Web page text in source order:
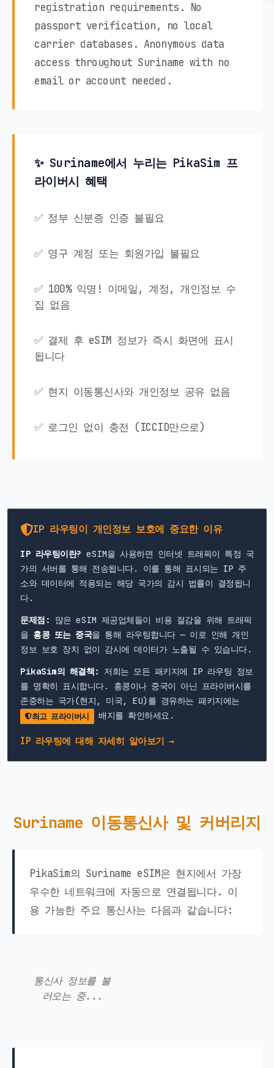
registration requirements. No
passport verification, no local
carrier databases. Anonymous data
access throughout Suriname with no
email or account needed.
✨ Suriname에서 누리는 PikaSim 프
라이버시 혜택
✅ 정부 신분증 인증 불필요
✅ 영구 계정 또는 회원가입 불필요
✅ 100% 익명! 이메일, 계정, 개인정보 수
집 없음
✅ 결제 후 eSIM 정보가 즉시 화면에 표시
됩니다
✅ 현지 이동통신사와 개인정보 공유 없음
✅ 로그인 없이 충전 (ICCID만으로)
IP 라우팅이 개인정보 보호에 중요한 이유
IP 라우팅이란? eSIM을 사용하면 인터넷 트래픽이 특정 국
가의 서버를 통해 전송됩니다. 이를 통해 표시되는 IP 주
소와 데이터에 적용되는 해당 국가의 감시 법률이 결정됩니
다.
문제점: 많은 eSIM 제공업체들이 비용 절감을 위해 트래픽
을 홍콩 또는 중국을 통해 라우팅합니다 — 이로 인해 개인
정보 보호 장치 없이 감시에 데이터가 노출될 수 있습니다.
PikaSim의 해결책: 저희는 모든 패키지에 IP 라우팅 정보
를 명확히 표시합니다. 홍콩이나 중국이 아닌 프라이버시를
존중하는 국가(현지, 미국, EU)를 경유하는 패키지에는
최고 프라이버시 배지를 확인하세요.
IP 라우팅에 대해 자세히 알아보기 →
Suriname 이동통신사 및 커버리지
PikaSim의 Suriname eSIM은 현지에서 가장
우수한 네트워크에 자동으로 연결됩니다. 이
용 가능한 주요 통신사는 다음과 같습니다:
통신사 정보를 불
러오는 중...